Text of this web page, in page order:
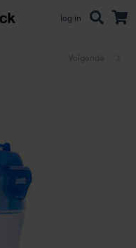
log in
Volgende